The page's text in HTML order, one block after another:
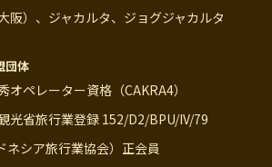
阪）、ジャカルタ、ジョグジャカルタ
団体
オペレーター資格（CAKRA4）
光省旅行業登録 152/D2/BPU/IV/79
ネシア旅行業協会）正会員